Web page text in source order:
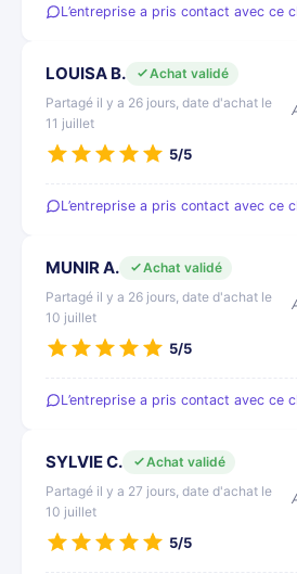
L’entreprise a pris contact avec ce
LOUISA B.
Achat validé
Partagé il y a 26 jours, date d'achat le
11 juillet
5/5
L’entreprise a pris contact avec ce
MUNIR A.
Achat validé
Partagé il y a 26 jours, date d'achat le
10 juillet
5/5
L’entreprise a pris contact avec ce
SYLVIE C.
Achat validé
Partagé il y a 27 jours, date d'achat le
10 juillet
5/5